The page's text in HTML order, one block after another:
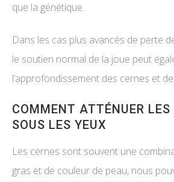
que la génétique.
Dans les cas plus avancés de perte
le soutien normal de la joue peut
l’approfondissement des cernes et
COMMENT ATTÉNUER LES
SOUS LES YEUX
Les cernes sont souvent une
gras et de couleur de peau, nous